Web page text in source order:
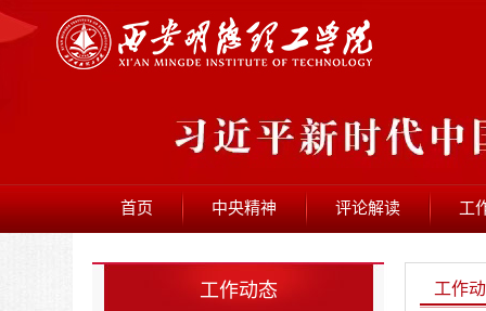
首页 中央精神 评论解读 工
工作动态 工作